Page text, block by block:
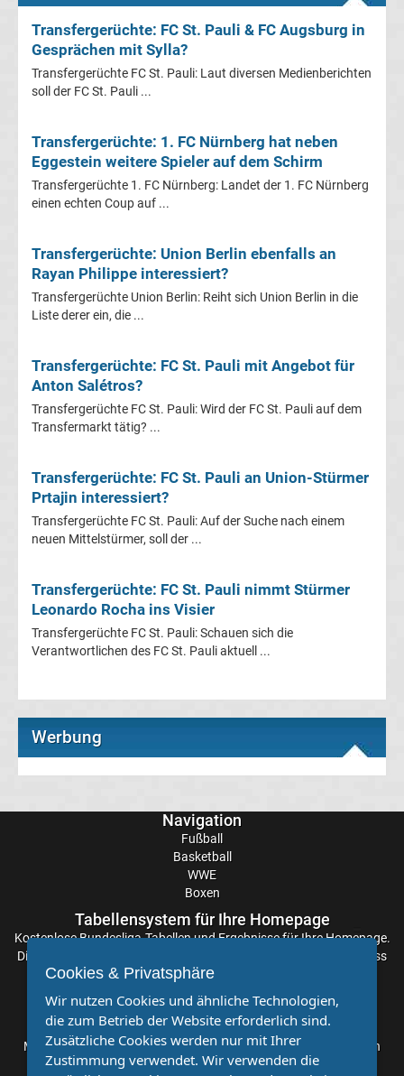
Transfergerüchte
Borussia
Dortmund
Transfergerüchte
Mönchengladbach
Transfergerüchte
Chemnitzer
Dynamo
Dresden
Transfergerüchte
Eintracht
Transfergerüchte
Eintracht
Cottbus
Transfergerüchte
FC
Augsburg
Transfergerüchte: FC St. Pauli & FC Augsburg in
Gesprächen mit Sylla?
Transfergerüchte FC St. Pauli: Laut diversen Medienberichten
soll der FC St. Pauli ...
Transfergerüchte: 1. FC Nürnberg hat neben
Eggestein weitere Spieler auf dem Schirm
Transfergerüchte 1. FC Nürnberg: Landet der 1. FC Nürnberg
einen echten Coup auf ...
Transfergerüchte: Union Berlin ebenfalls an
Rayan Philippe interessiert?
Transfergerüchte Union Berlin: Reiht sich Union Berlin in die
Liste derer ein, die ...
Transfergerüchte: FC St. Pauli mit Angebot für
Anton Salétros?
Transfergerüchte FC St. Pauli: Wird der FC St. Pauli auf dem
Transfermarkt tätig? ...
Transfergerüchte: FC St. Pauli an Union-Stürmer
Prtajin interessiert?
Transfergerüchte FC St. Pauli: Auf der Suche nach einem
neuen Mittelstürmer, soll der ...
Transfergerüchte: FC St. Pauli nimmt Stürmer
Leonardo Rocha ins Visier
Transfergerüchte FC St. Pauli: Schauen sich die
Verantwortlichen des FC St. Pauli aktuell ...
Werbung
Navigation
Fußball
Basketball
WWE
Boxen
Tabellensystem für Ihre Homepage
KostenloseBundesliga-Tabellenund Ergebnisse für Ihre Homepage.
Die Aktualisierung der Ergebnisse erfolgt alle paar Minuten, sodass
Sie stets auf dem Laufenden sind. Einfache und schnelle
Partnervereine
Möchten Sie, dass auch Ihr Verein mehr Beachtung findet? Dann
sind Sie bei uns genau richtig. Wir suchen Ihren Verein für eine
Cookies & Privatsphäre
Wir nutzen Cookies und ähnliche Technologien,
die zum Betrieb der Website erforderlich sind.
Zusätzliche Cookies werden nur mit Ihrer
Zustimmung verwendet. Wir verwenden die